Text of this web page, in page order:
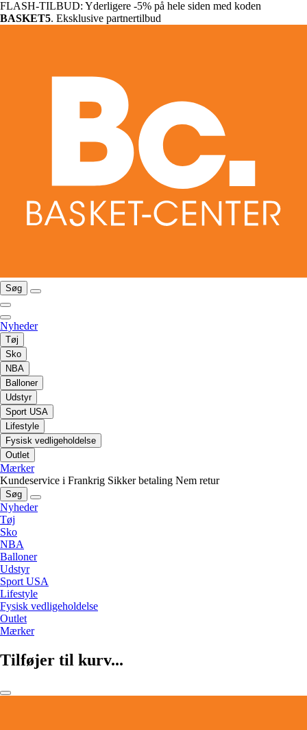
FLASH-TILBUD: Yderligere -5% på hele siden med koden
BASKET5. Eksklusive partnertilbud
Søg
Nyheder
Tøj
Sko
NBA
Balloner
Udstyr
Sport USA
Lifestyle
Fysisk vedligeholdelse
Outlet
Mærker
Kundeservice i Frankrig Sikker betaling Nem retur
Søg
Nyheder
Tøj
Sko
NBA
Balloner
Udstyr
Sport USA
Lifestyle
Fysisk vedligeholdelse
Outlet
Mærker
Tilføjer til kurv...